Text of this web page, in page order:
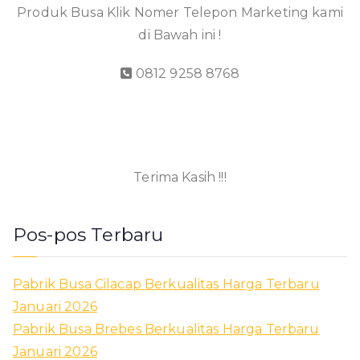
Produk Busa Klik Nomer Telepon Marketing kami
di Bawah ini !
0812 9258 8768
Terima Kasih !!!
Pos-pos Terbaru
Pabrik Busa Cilacap Berkualitas Harga Terbaru
Januari 2026
Pabrik Busa Brebes Berkualitas Harga Terbaru
Januari 2026